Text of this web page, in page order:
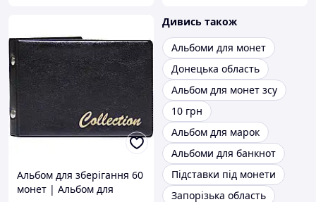
Альбом для зберігання 60
монет | Альбом для
Дивись також
Альбоми для монет
Донецька область
Альбом для монет зсу
10 грн
Альбом для марок
Альбоми для банкнот
Підставки під монети
Запорізька область